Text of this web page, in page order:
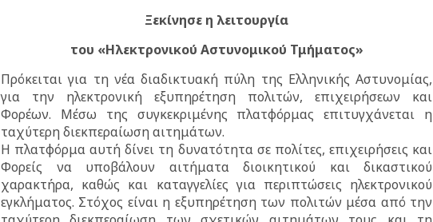
Ξεκίνησε η λειτουργία
του «Ηλεκτρονικού Αστυνομικού Τμήματος»
Πρόκειται για τη νέα διαδικτυακή πύλη της Ελληνικής Αστυνομίας,
για την ηλεκτρονική εξυπηρέτηση πολιτών, επιχειρήσεων και
Φορέων. Μέσω της συγκεκριμένης πλατφόρμας επιτυγχάνεται η
ταχύτερη διεκπεραίωση αιτημάτων.
Η πλατφόρμα αυτή δίνει τη δυνατότητα σε πολίτες, επιχειρήσεις και
Φορείς να υποβάλουν αιτήματα διοικητικού και δικαστικού
χαρακτήρα, καθώς και καταγγελίες για περιπτώσεις ηλεκτρονικού
εγκλήματος. Στόχος είναι η εξυπηρέτηση των πολιτών μέσα από την